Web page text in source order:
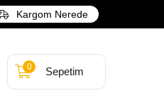
Kargom Nerede
Sepetim
0